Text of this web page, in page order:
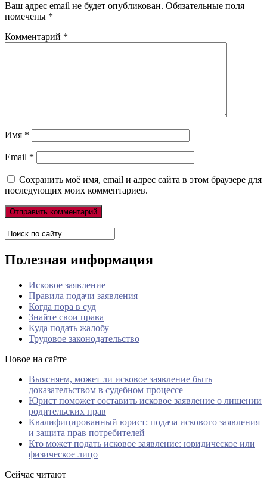
Ваш адрес email не будет опубликован. Обязательные поля
помечены *
Комментарий *
Имя *
Email *
Сохранить моё имя, email и адрес сайта в этом браузере для
последующих моих комментариев.
Полезная информация
Исковое заявление
Правила подачи заявления
Когда пора в суд
Знайте свои права
Куда подать жалобу
Трудовое законодательство
Новое на сайте
Выясняем, может ли исковое заявление быть
доказательством в судебном процессе
Юрист поможет составить исковое заявление о лишении
родительских прав
Квалифицированный юрист: подача искового заявления
и защита прав потребителей
Кто может подать исковое заявление: юридическое или
физическое лицо
Сейчас читают